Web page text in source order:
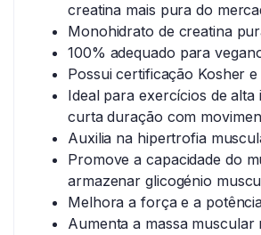
creatina mais pura do
Monohidrato de creatina
100% adequado para
Possui certificação Kosher e
Ideal para exercícios de alta
curta duração com
Auxilia na hipertrofia
Promove a capacidade do
armazenar glicogénio
Melhora a força e a
Aumenta a massa muscular